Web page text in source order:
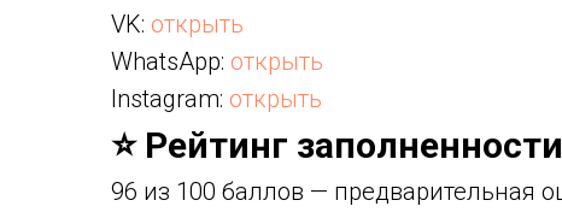
VK: открыть
WhatsApp: открыть
Instagram: открыть
⭐ Рейтинг
96 из 100 баллов — предварительная